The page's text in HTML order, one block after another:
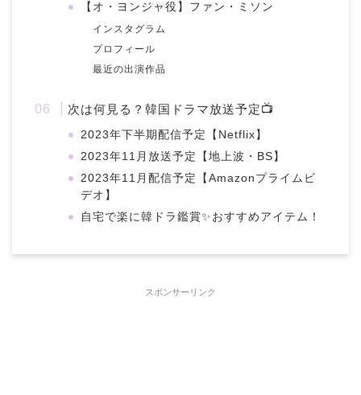
【オ・ヨンジャ役】ファン・ミソン
インスタグラム
プロフィール
最近の出演作品
次は何見る？韓国ドラマ放送予定📺
2023年下半期配信予定【Netflix】
2023年11月放送予定【地上波・BS】
2023年11月配信予定【Amazonプライムビ
デオ】
自宅で楽に韓ドラ鑑賞✨おすすめアイテム！
スポンサーリンク